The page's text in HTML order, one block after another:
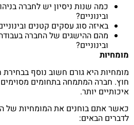
כמה שנות ניסיון יש לחברה
ובינוניים?
באיזה סוג עסקים קטנים
מהם ההישגים של החברה
ובינוניים?
מומחיות
מומחיות היא גורם חשוב נוסף
חוץ. חברה המתמחה בתחומים
איכותיים יותר.
כאשר אתם בוחנים את המומחיות של
לדברים הבאים: